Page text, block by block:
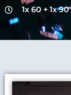
1x 60 + 1x